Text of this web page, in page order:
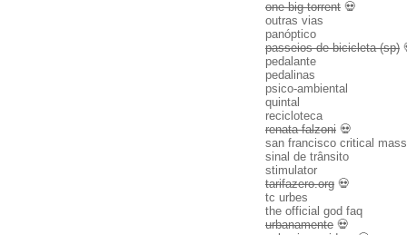
one big torrent 💀
outras vias
panóptico
passeios de bicicleta (sp)
pedalante
pedalinas
psico-ambiental
quintal
recicloteca
renata falzoni 💀
san francisco critical mass
sinal de trânsito
stimulator
tarifazero.org 💀
tc urbes
the official god faq
urbanamente 💀